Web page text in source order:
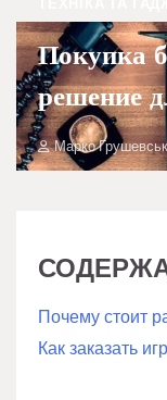
Покупка
решение
Марко
Почему стоит
Как заказать